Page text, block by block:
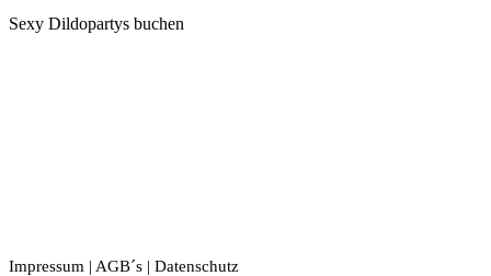
Sexy Dildopartys buchen
Impressum | AGB´s | Datenschutz